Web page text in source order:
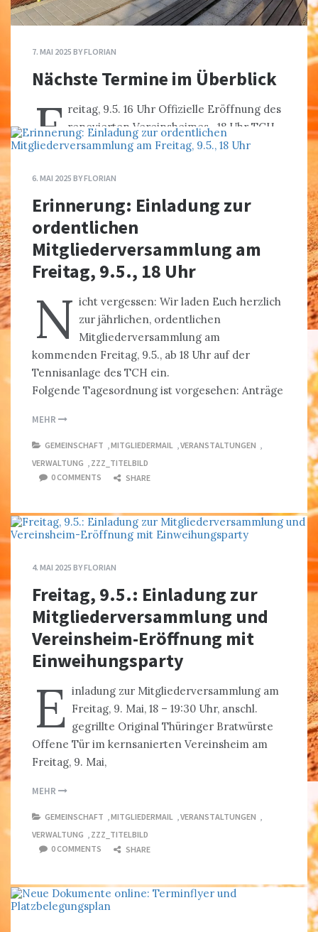
7. MAI 2025 BYFLORIAN
Nächste Termine im Überblick
F reitag, 9.5. 16 Uhr Offizielle Eröffnung des
renovierten Vereinsheimes 18 Uhr TCH
Mitgliederversammlung 2025 und
Einweihungsparty des kernsanierten
Vereinsheims
MEHR
SPORTBETRIEB , VERANSTALTUNGEN , VERWALTUNG ,
ZZZ_TITELBILD
0 COMMENTS
6. MAI 2025 BYFLORIAN
Erinnerung: Einladung zur
ordentlichen
Mitgliederversammlung am
Freitag, 9.5., 18 Uhr
N icht vergessen: Wir laden Euch herzlich
zur jährlichen, ordentlichen
Mitgliederversammlung am
kommenden Freitag, 9.5., ab 18 Uhr auf der
Tennisanlage des TCH ein.
Folgende Tagesordnung ist vorgesehen: Anträge
MEHR
GEMEINSCHAFT MITGLIEDERMAIL VERANSTALTUNGEN
VERWALTUNG
ZZZ_TITELBILD
0 COMMENTS
SHARE
4. MAI 2025 BYFLORIAN
Freitag, 9.5.: Einladung zur
Mitgliederversammlung und
Vereinsheim-Eröffnung mit
Einweihungsparty
E inladung zur Mitgliederversammlung am
Freitag, 9. Mai, 18 – 19:30 Uhr, anschl.
gegrillte Original Thüringer Bratwürste
Offene Tür im kernsanierten Vereinsheim am
Freitag, 9. Mai,
MEHR
GEMEINSCHAFT MITGLIEDERMAIL VERANSTALTUNGEN
VERWALTUNG
ZZZ_TITELBILD
0 COMMENTS
SHARE